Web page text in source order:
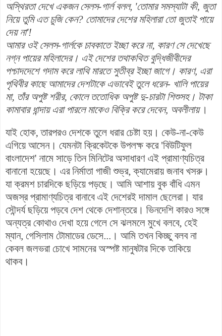
অস্থিরতা দেখে একজন সেলস-গার্ল বলল, 'তোমার সমস্যাটা কী, জুতা
নিয়ে তুমিএত চুজিকেন? তোমাদের দেশের মহিলারা তো জুতাই পায়ে
দেয় না'!
আমার ওই সেলস-গার্লকে চাবকাতে ইচ্ছা করে না, কারণ সে দেখেছে
নগ্ন পায়ের মহিলাদের। এই দেশের তথাকথিত বুদ্ধিজীবীদের
পশ্চাদদেশে গদাম করে লাথি মারতে সুতীব্র ইচ্ছা জাগে। কারণ, এরা
পৃথিবীর কাছে আমাদের দেশটাকে এভাবেই তুলে ধরেন- খালি পায়ের
মা, তাঁর অপুষ্ট শরীর, কোলে ততোধিক অপুষ্ট দু-চারটা শিশুসহ। টাকা
কামাবার ধান্দায় এরা পারলে মাকেও বিক্রি করে দেবেন, অবলীলায় ।
যাই হোক, তারপরও দেশকে তুলে ধরার চেষ্টা হয়। কেউ-না-কেউ
এগিয়ে আসেন। যেমনটা ক্রিকেটকে উপলক্ষ করে 'বিউটিফুল
বাংলাদেশ' নামে সাড়ে তিন মিনিটের অসাধারণ এই প্রামাণ্যচিত্র
বানানো হয়েছে । এর নির্মাতা গাজী শুভ্র, ক্যামেরায় জনাব খসরু।
যা ক্রমশ চারদিকে ছড়িয়ে পড়ছে। আমি আশায় বুক বাঁধি এমন
অজস্র প্রামাণ্যচিত্র বানাবে এই দেশেরই দামাল ছেলেরা। যার
সৌন্দর্য ছড়িয়ে পড়বে দেশ থেকে দেশান্তরে। ভিনদেশি কারও সঙ্গে
অন্যত্র কোথাও দেখা হয়ে গেলে সে ঝলমলে মুখে বলবে, হেই
ম্যান, গেসিলাম টোমাডের ডেসে...। আমি তখন কিচ্ছু বলব না
কেবল জলভরা চোখে সামনের অস্পষ্ট মানুষটার দিকে তাকিয়ে
থাকব।